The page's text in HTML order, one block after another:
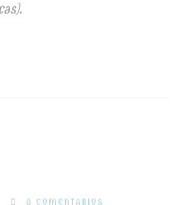
0 COMENTARIOS